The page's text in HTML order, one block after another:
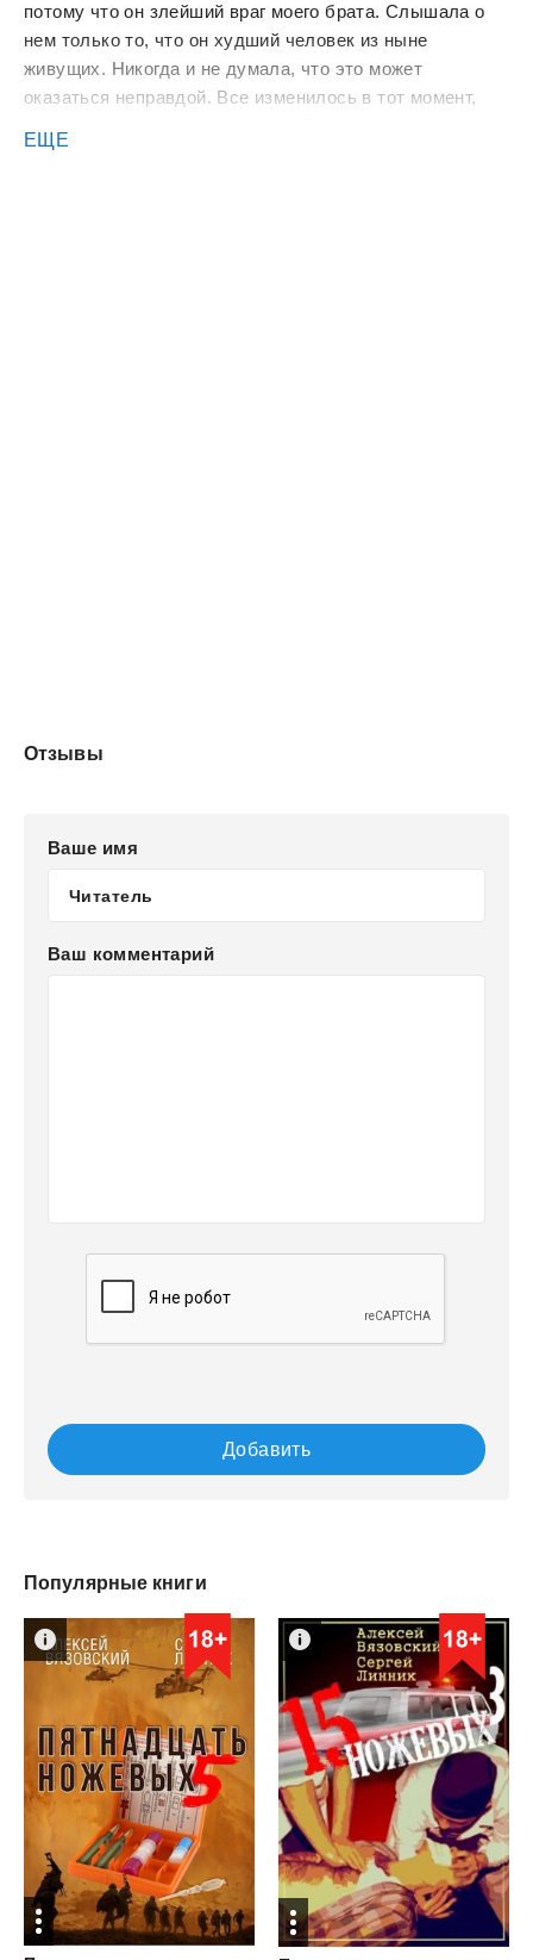
потому что он злейший враг моего брата. Слышала о
нем только то, что он худший человек из ныне
живущих. Никогда и не думала, что это может
оказаться неправдой. Все изменилось в тот момент,
себя не думать о парне, связь с которым под
ЕЩЕ
Отзывы
Ваше имя
Ваш комментарий
Добавить
Популярные книги